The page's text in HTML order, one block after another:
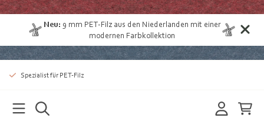
Neu: 9 mm PET-Filz aus den Niederlanden mit einer
modernen Farbkollektion
Spezialist für PET-Filz